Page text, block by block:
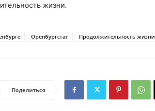
жизни.
Оренбургстат Продолжительность жизни
Поделиться